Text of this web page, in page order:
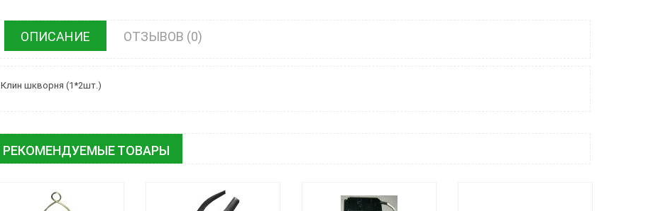
ОПИСАНИЕ ОТЗЫВОВ (0)
Клин шкворня (1*2шт.)
РЕКОМЕНДУЕМЫЕ ТОВАРЫ